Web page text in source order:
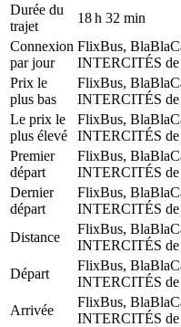
Durée du
trajet
18 h 32 min
Connexion
par jour
FlixBus,
INTERCITÉS
Prix ​​le
plus bas
FlixBus,
INTERCITÉS
Le prix le
plus élevé
FlixBus,
INTERCITÉS
Premier
départ
FlixBus,
INTERCITÉS
Dernier
départ
FlixBus,
INTERCITÉS
Distance
FlixBus,
INTERCITÉS
Départ
FlixBus,
INTERCITÉS
Arrivée
FlixBus,
INTERCITÉS